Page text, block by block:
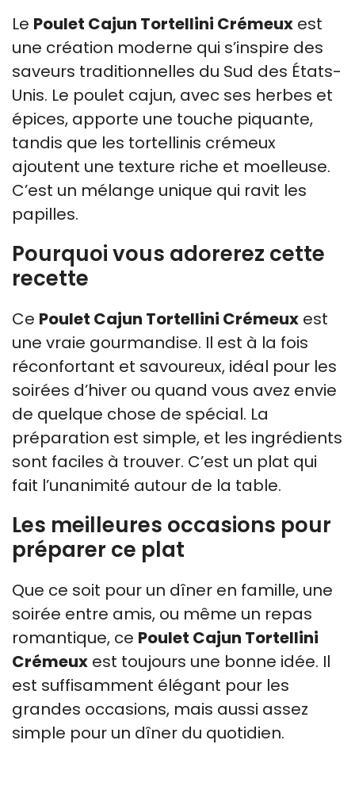
Le Poulet Cajun Tortellini Crémeux est
une création moderne qui s’inspire des
saveurs traditionnelles du Sud des États-
Unis. Le poulet cajun, avec ses herbes et
épices, apporte une touche piquante,
tandis que les tortellinis crémeux
ajoutent une texture riche et moelleuse.
C’est un mélange unique qui ravit les
papilles.
Pourquoi vous adorerez cette
recette
Ce Poulet Cajun Tortellini Crémeux est
une vraie gourmandise. Il est à la fois
réconfortant et savoureux, idéal pour les
soirées d’hiver ou quand vous avez envie
de quelque chose de spécial. La
préparation est simple, et les ingrédients
sont faciles à trouver. C’est un plat qui
fait l’unanimité autour de la table.
Les meilleures occasions pour
préparer ce plat
Que ce soit pour un dîner en famille, une
soirée entre amis, ou même un repas
romantique, ce Poulet Cajun Tortellini
Crémeux est toujours une bonne idée. Il
est suffisamment élégant pour les
grandes occasions, mais aussi assez
simple pour un dîner du quotidien.